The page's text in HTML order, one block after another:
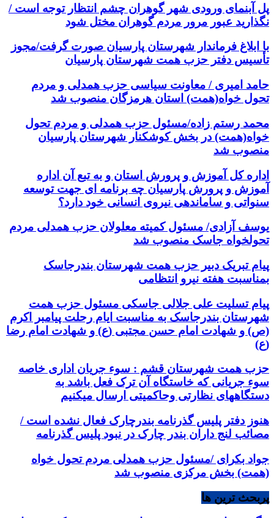
پل آبنمای ورودی شهر گوهران چشم انتظار توجه است /
نگذارید عبور مرور مردم گوهران مختل شود
با ابلاغ فرماندار شهرستان پارسیان صورت گرفت/مجوز
تأسیس دفتر حزب همت شهرستان پارسیان
حامد امیری / معاونت سیاسی حزب همدلی و مردم
تحول خواه(همت) استان هرمزگان منصوب شد
محمد رستم زاده/مسئول حزب همدلی و مردم تحول
خواه(همت) در بخش کوشکنار شهرستان پارسیان
منصوب شد
اداره کل آموزش و پرورش استان و به تبع آن اداره
آموزش و پرورش پارسیان چه برنامه ای جهت توسعه
سنواتی و ساماندهی نیروی انسانی خود دارد؟
یوسف آزادی/ مسئول کمیته معلولان حزب همدلی مردم
تحولخواه جاسک منصوب شد
پیام تبریک دبیر حزب همت شهرستان بندرجاسک
بمناسبت هفته نیرو انتظامی
پیام تسلیت علی جلالی جاسکی مسئول حزب همت
شهرستان بندرجاسک به مناسبت ایام رحلت پیامبر اکرم
(ص) و شهادت امام حسن مجتبی (ع) و شهادت امام رضا
(ع)
حزب همت شهرستان قشم : سوء جریان اداری خاصه
سوء جریانی که خاستگاه آن ترک فعل باشد به
دستگاههای نظارتی وحاکمیتی ارسال میکنیم
هنوز دفتر پلیس گذرنامه بندرچارک فعال نشده است /
مصائب لنج داران بندر چارک در نبود پلیس گذرنامه
جواد بکرای /مسئول حزب همدلی مردم تحول خواه
(همت) بخش مرکزی منصوب شد
پربحث ترین ها